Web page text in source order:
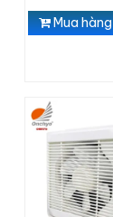
Mua hàng